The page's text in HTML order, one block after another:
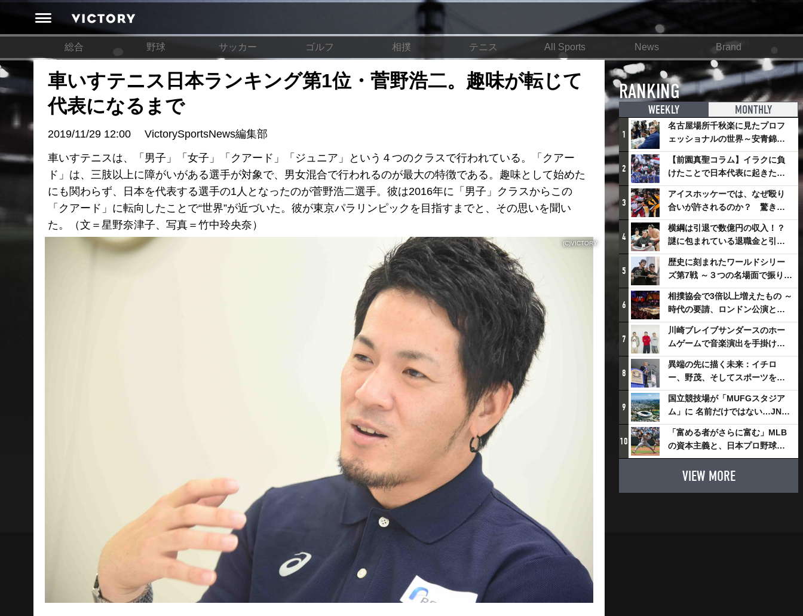
総合 野球 サッカー ゴルフ 相撲 テニス All Sports News Brand
車いすテニス日本ランキング第1位・菅野浩二。趣味が転じて
代表になるまで
2019/11/29 12:00
VictorySportsNews編集部
車いすテニスは、「男子」「女子」「クアード」「ジュニア」という４つのクラスで行われている。「クアー
ド」は、三肢以上に障がいがある選手が対象で、男女混合で行われるのが最大の特徴である。趣味として始めた
にも関わらず、日本を代表する選手の1人となったのが菅野浩二選手。彼は2016年に「男子」クラスからこの
「クアード」に転向したことで“世界”が近づいた。彼が東京パラリンピックを目指すまでと、その思いを聞い
た。（文＝星野奈津子、写真＝竹中玲央奈）
(C)VICTORY
RANKING
WEEKLY MONTHLY
1
名古屋場所千秋楽に見たプロフ
ェッショナルの世界～安青錦の
優勝を巡るさまざまなドラマ
2
【前園真聖コラム】イラクに負
けたことで日本代表に起きたプ
ラスとは
3
アイスホッケーでは、なぜ殴り
合いが許されるのか？ 驚きの
「ファイティング」ルールにつ
いて
4
横綱は引退で数億円の収入！？
謎に包まれている退職金と引退
相撲興行
5
歴史に刻まれたワールドシリー
ズ第7戦 ～３つの名場面で振り返
る～
6
相撲協会で3倍以上増えたもの ～
時代の要請、ロンドン公演と古
式大相撲
7
川崎ブレイブサンダースのホー
ムゲームで音楽演出を手掛ける
スチャダラパーが川崎新！アリ
ーナシティ・プロジェクトを語
る 「楽しみでしかないでしょ。
川崎は、ずっと成長曲線だか
ら」
8
異端の先に描く未来：イチロ
ー、野茂、そしてスポーツを支
える科学界の挑戦
9
国立競技場が「MUFGスタジア
ム」に 名前だけではない…JNSE
とMUFGが“共創”し描く地域活
性化・社会価値創造の近未来図
とは
10
「富める者がさらに富む」MLB
の資本主義と、日本プロ野球が
踏み出せない一歩
VIEW MORE